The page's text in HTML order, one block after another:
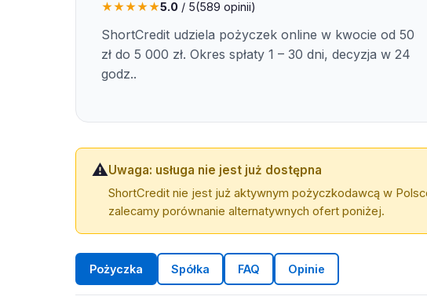
★★★★★5.0 / 5(589 opinii)
ShortCredit udziela pożyczek online w kwocie od 50
zł do 5 000 zł. Okres spłaty 1 – 30 dni, decyzja w 24
godz..
⚠️Uwaga: usługa nie jest już dostępna
ShortCredit nie jest już aktywnym pożyczkodawcą w
zalecamy porównanie alternatywnych ofert poniżej.
Pożyczka Spółka FAQ Opinie